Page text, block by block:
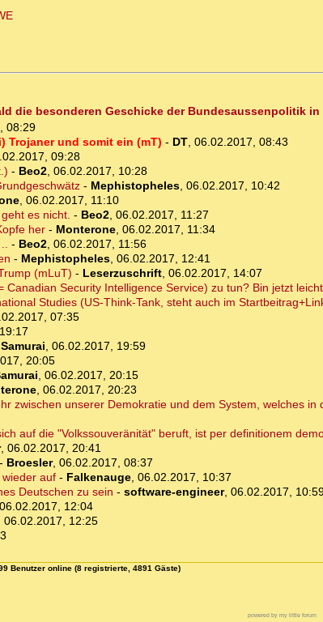
die besonderen Geschicke der Bundesaussenpolitik in
08:29
Trojaner und somit ein (mT) - DT, 06.02.2017, 08:43
09:28
- Beo2, 06.02.2017, 10:28
- Mephistopheles, 06.02.2017, 10:42
, 06.02.2017, 11:10
es nicht. - Beo2, 06.02.2017, 11:27
her- Monterone, 06.02.2017, 11:34
- Beo2, 06.02.2017, 11:56
- Mephistopheles, 06.02.2017, 12:41
(mLuT) - Leserzuschrift, 06.02.2017, 14:07
Canadian Security Intelligence Service) zu tun? Bin jetzt
Studies (US-Think-Tank, steht auch im
07:35
, 06.02.2017, 19:59
20:05
, 06.02.2017, 20:15
, 06.02.2017, 20:23
zwischen unserer Demokratie und dem System, welches in
auf die "Volkssouveränität" beruft, ist per definitionem
, 06.02.2017, 20:41
Broesler, 06.02.2017, 08:37
auf- Falkenauge, 06.02.2017, 10:37
Deutschen zu sein - software-engineer, 06.02.2017,
06.02.2017, 12:04
06.02.2017, 12:25
Benutzer online (8 registrierte, 4891 Gäste)
powered by my little forum